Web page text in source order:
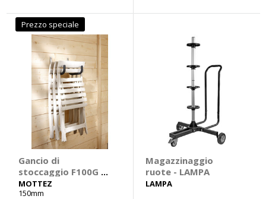
Prezzo speciale
Gancio di
stoccaggio F100G -
MOTTEZ
MOTTEZ
150mm
Magazzinaggio
ruote - LAMPA
LAMPA